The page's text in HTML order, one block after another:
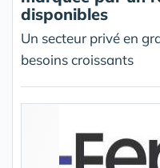
disponibles
Un secteur privé en
besoins croissants